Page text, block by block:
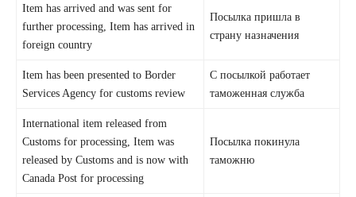
Item has arrived and was sent for
further processing, Item has arrived in
foreign country
Посылка пришла в
страну назначения
Item has been presented to Border
Services Agency for customs review
С посылкой работает
таможенная служба
International item released from
Customs for processing, Item was
released by Customs and is now with
Canada Post for processing
Посылка покинула
таможню